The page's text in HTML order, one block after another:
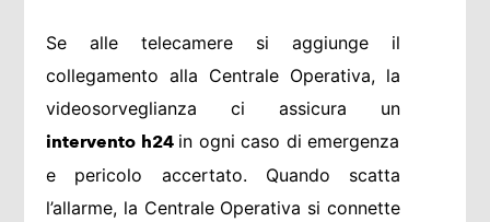
Se alle telecamere si aggiunge il
collegamento alla Centrale Operativa, la
videosorveglianza ci assicura un
intervento h24 in ogni caso di emergenza
e pericolo accertato. Quando scatta
l’allarme, la Centrale Operativa si connette